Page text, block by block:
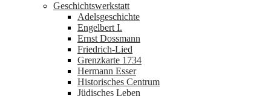
Geschichtswerkstatt
Adelsgeschichte
Engelbert I.
Ernst Dossmann
Friedrich-Lied
Grenzkarte 1734
Hermann Esser
Historisches Centrum
Jüdisches Leben